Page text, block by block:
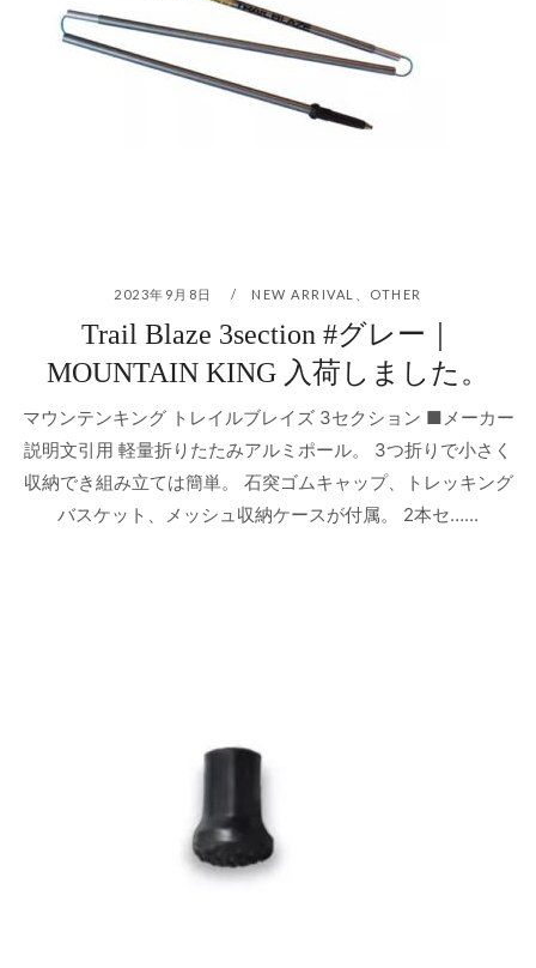
2023年9月8日 NEW ARRIVAL OTHER
Trail Blaze 3section #グレー｜
MOUNTAIN KING 入荷しました。
マウンテンキング トレイルブレイズ 3セクション ■メーカー
説明文引用 軽量折りたたみアルミポール。 3つ折りで小さく
収納でき組み立ては簡単。 石突ゴムキャップ、トレッキング
バスケット、メッシュ収納ケースが付属。 2本セ…...